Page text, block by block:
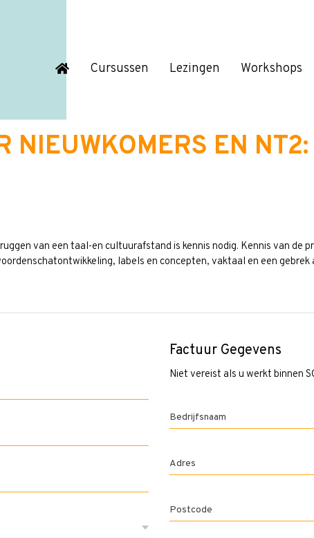
Cursussen Lezingen Workshops
NIEUWKOMERS EN
van een taal-en cultuurafstand is kennis nodig. Kennis van de
labels en concepten, vaktaal en een gebrek
Factuur Gegevens
Niet vereist als u werkt binnen
Bedrijfsnaam
Adres
Postcode